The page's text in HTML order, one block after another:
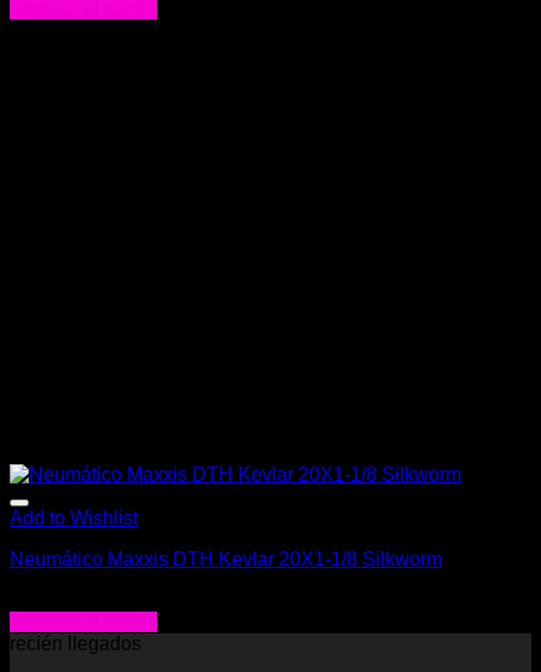
Add to Wishlist
Neumático Maxxis DTH Kevlar 20X1-1/8 Silkworm
recién llegados